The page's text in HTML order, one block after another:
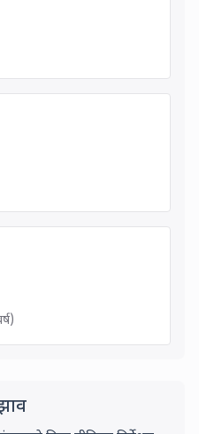
of the population is
Population Ratio
of demographic dividend,
Age Population
Demographic